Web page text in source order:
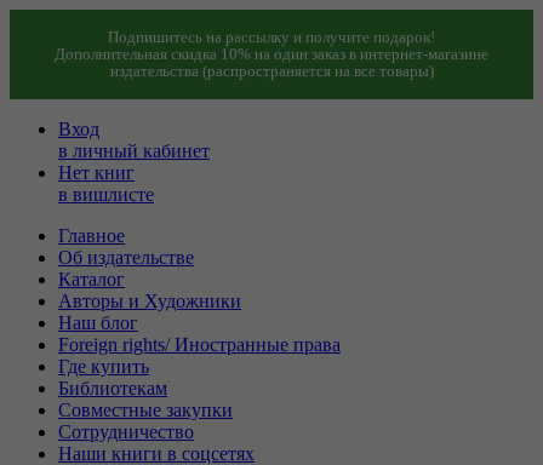
Подпишитесь на рассылку и получите подарок!
Дополнительная скидка 10% на один заказ в интернет-магазине
издательства (распространяется на все товары)
Вход
в личный кабинет
Нет книг
в вишлисте
Главное
Об издательстве
Каталог
Авторы и Художники
Наш блог
Foreign rights/ Иностранные права
Где купить
Библиотекам
Совместные закупки
Сотрудничество
Наши книги в соцсетях